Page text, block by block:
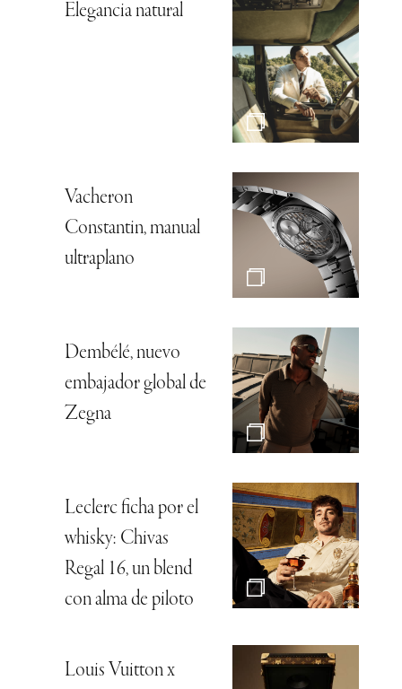
Elegancia natural
Vacheron
Constantin, manual
ultraplano
Dembélé, nuevo
embajador global de
Zegna
Leclerc ficha por el
whisky: Chivas
Regal 16, un blend
con alma de piloto
Louis Vuitton x